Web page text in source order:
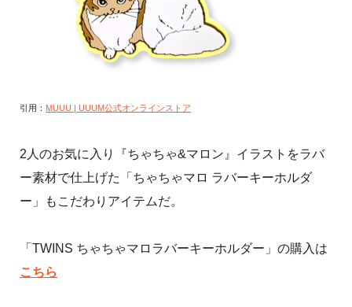
引用： MUUU | UUUM公式オンラインストア
2人のお気に入り『ちゃちゃ&マロン』イラストをラバ
ー素材で仕上げた「ちゃちゃマロ ラバーキーホルダ
ー」もこだわりアイテムだ。
「TWINS ちゃちゃマロラバーキーホルダー」の購入は
こちら